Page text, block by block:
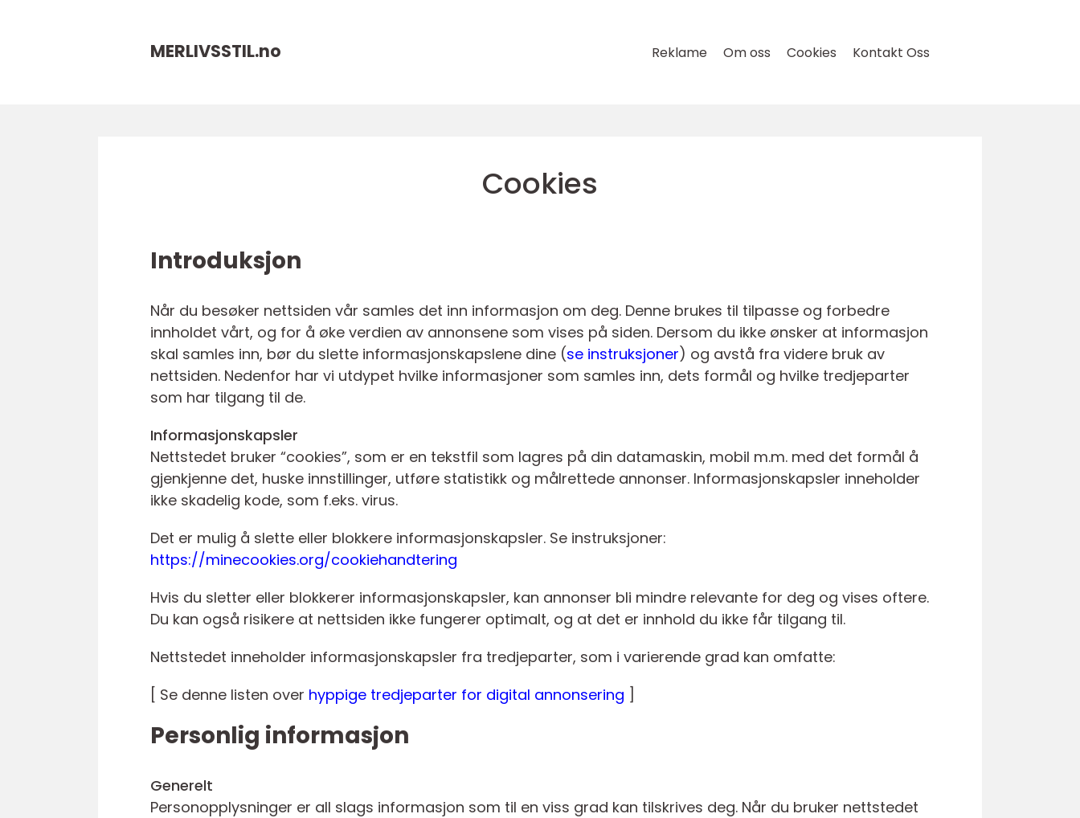
MERLIVSSTIL.no Reklame Om oss Cookies Kontakt Oss
Cookies
Introduksjon
Når du besøker nettsiden vår samles det inn informasjon om deg. Denne brukes til tilpasse og forbedre
innholdet vårt, og for å øke verdien av annonsene som vises på siden. Dersom du ikke ønsker at informasjon
skal samles inn, bør du slette informasjonskapslene dine (se instruksjoner) og avstå fra videre bruk av
nettsiden. Nedenfor har vi utdypet hvilke informasjoner som samles inn, dets formål og hvilke tredjeparter
som har tilgang til de.
Informasjonskapsler
Nettstedet bruker “cookies”, som er en tekstfil som lagres på din datamaskin, mobil m.m. med det formål å
gjenkjenne det, huske innstillinger, utføre statistikk og målrettede annonser. Informasjonskapsler inneholder
ikke skadelig kode, som f.eks. virus.
Det er mulig å slette eller blokkere informasjonskapsler. Se instruksjoner:
https://minecookies.org/cookiehandtering
Hvis du sletter eller blokkerer informasjonskapsler, kan annonser bli mindre relevante for deg og vises oftere.
Du kan også risikere at nettsiden ikke fungerer optimalt, og at det er innhold du ikke får tilgang til.
Nettstedet inneholder informasjonskapsler fra tredjeparter, som i varierende grad kan omfatte:
[ Se denne listen over hyppige tredjeparter for digital annonsering ]
Personlig informasjon
Generelt
Personopplysninger er all slags informasjon som til en viss grad kan tilskrives deg. Når du bruker nettstedet